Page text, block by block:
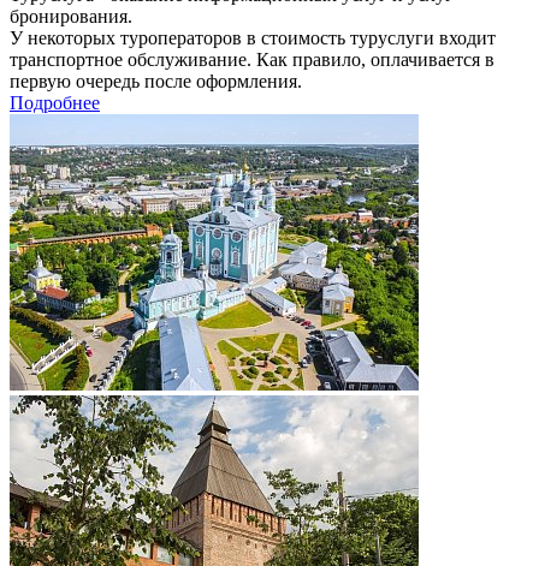
бронирования.
У некоторых туроператоров в стоимость туруслуги входит
транспортное обслуживание. Как правило, оплачивается в
первую очередь после оформления.
Подробнее